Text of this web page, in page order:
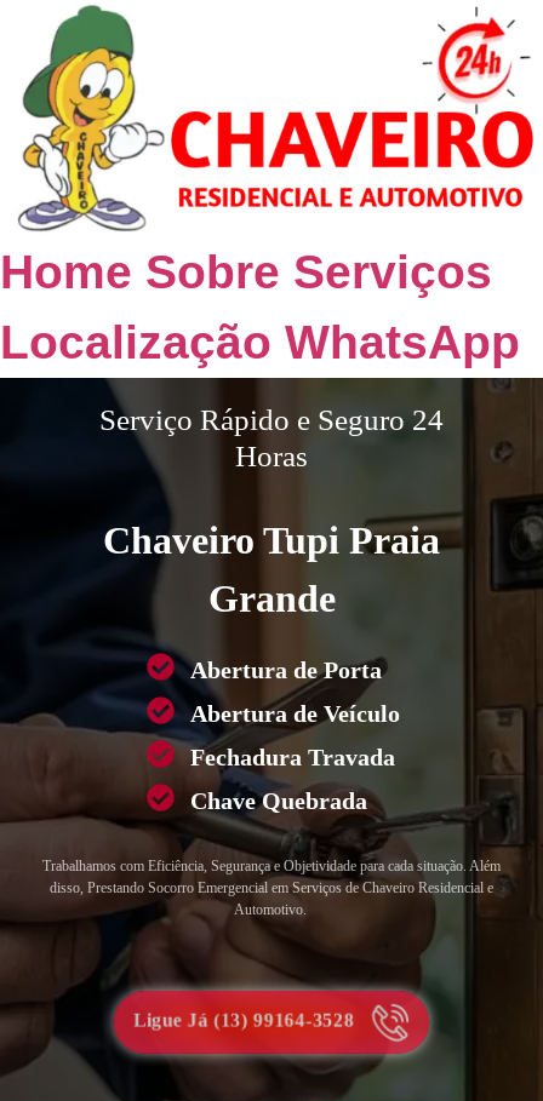
Home Sobre Serviços
Localização WhatsApp
Serviço Rápido e Seguro 24
Horas
Chaveiro Tupi Praia
Grande
Abertura de Porta
Abertura de Veículo
Fechadura Travada
Chave Quebrada
Trabalhamos com Eficiência, Segurança e Objetividade para cada situação. Além
disso, Prestando Socorro Emergencial em Serviços de Chaveiro Residencial e
Automotivo.
Ligue Já (13) 99164-3528